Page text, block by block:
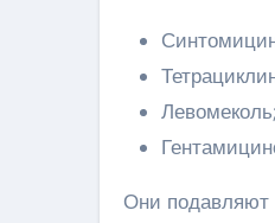
Левомеколь;
Они подавляют